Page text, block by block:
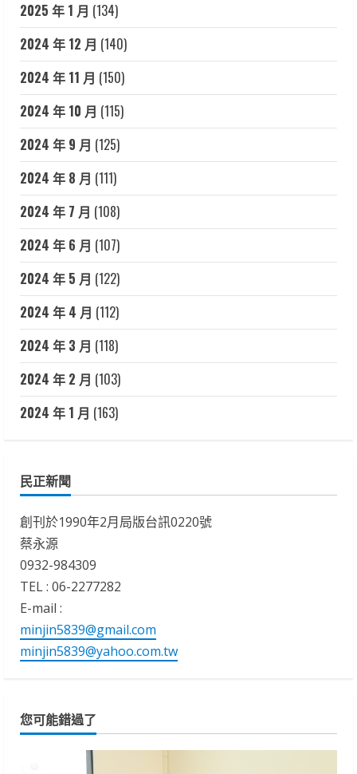
2025 年 1 月 (134)
2024 年 12 月 (140)
2024 年 11 月 (150)
2024 年 10 月 (115)
2024 年 9 月 (125)
2024 年 8 月 (111)
2024 年 7 月 (108)
2024 年 6 月 (107)
2024 年 5 月 (122)
2024 年 4 月 (112)
2024 年 3 月 (118)
2024 年 2 月 (103)
2024 年 1 月 (163)
民正新聞
創刊於1990年2月局版台訊0220號
蔡永源
0932-984309
TEL : 06-2277282
E-mail :
minjin5839@gmail.com
minjin5839@yahoo.com.tw
您可能錯過了